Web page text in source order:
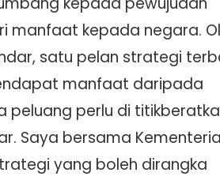
manfaat kepada negara.
satu pelan strategi
manfaat daripada
peluang perlu di
Saya bersama
yang boleh dirangka